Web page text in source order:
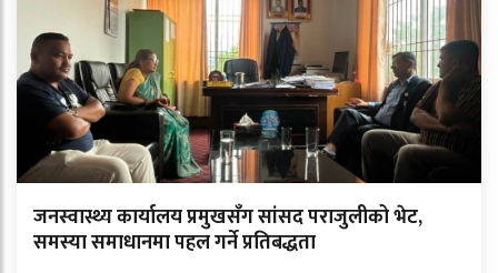
जनस्वास्थ्य कार्यालय प्रमुखसँग सांसद पराजुलीको भेट,
समस्या समाधानमा पहल गर्ने प्रतिबद्धता